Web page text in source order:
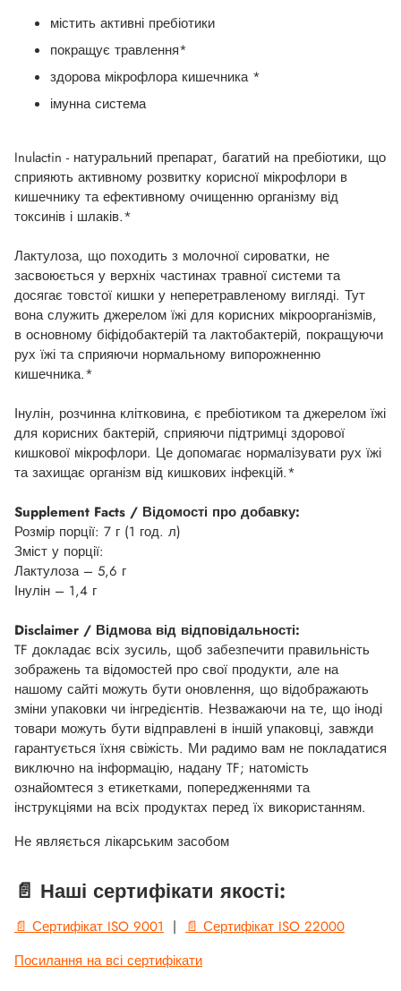
містить активні пребіотики
покращує травлення*
здорова мікрофлора кишечника *
імунна система
Inulactin - натуральний препарат, багатий на пребіотики, що
сприяють активному розвитку корисної мікрофлори в
кишечнику та ефективному очищенню організму від
токсинів і шлаків.*
Лактулоза, що походить з молочної сироватки, не
засвоюється у верхніх частинах травної системи та
досягає товстої кишки у неперетравленому вигляді. Тут
вона служить джерелом їжі для корисних мікроорганізмів,
в основному біфідобактерій та лактобактерій, покращуючи
рух їжі та сприяючи нормальному випорожненню
кишечника.*
Інулін, розчинна клітковина, є пребіотиком та джерелом їжі
для корисних бактерій, сприяючи підтримці здорової
кишкової мікрофлори. Це допомагає нормалізувати рух їжі
та захищає організм від кишкових інфекцій.*
Supplement Facts / Відомості про добавку:
Розмір порції: 7 г (1 год. л)
Зміст у порції:
Лактулоза – 5,6 г
Інулін – 1,4 г
Disclaimer / Відмова від відповідальності:
TF докладає всіх зусиль, щоб забезпечити правильність
зображень та відомостей про свої продукти, але на
нашому сайті можуть бути оновлення, що відображають
зміни упаковки чи інгредієнтів. Незважаючи на те, що іноді
товари можуть бути відправлені в іншій упаковці, завжди
гарантується їхня свіжість. Ми радимо вам не покладатися
виключно на інформацію, надану TF; натомість
ознайомтеся з етикетками, попередженнями та
інструкціями на всіх продуктах перед їх використанням.
Не являється лікарським засобом
📄 Наші сертифікати якості:
📄 Сертифікат ISO 9001 |
📄 Сертифікат ISO 22000
Посилання на всі сертифікати